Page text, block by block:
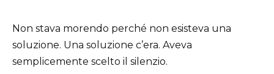
Non stava morendo perché non esisteva una
soluzione. Una soluzione c’era. Aveva
semplicemente scelto il silenzio.